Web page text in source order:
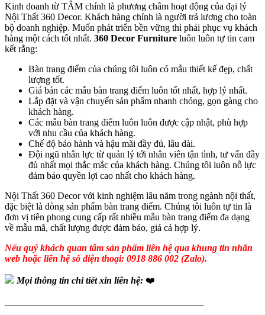
Kinh doanh từ TÂM chính là phương châm hoạt động của đại lý
Nội Thất 360 Decor. Khách hàng chính là người trả lương cho toàn
bộ doanh nghiệp. Muốn phát triển bền vững thì phải phục vụ khách
hàng một cách tốt nhất. 360 Decor Furniture luôn luôn tự tin cam
kết rằng:
Bàn trang điểm của chúng tôi luôn có mẫu thiết kế đẹp, chất
lượng tốt.
Giá bán các mẫu bàn trang điểm luôn tốt nhất, hợp lý nhất.
Lắp đặt và vận chuyển sản phẩm nhanh chóng, gọn gàng cho
khách hàng.
Các mẫu bàn trang điểm luôn luôn được cập nhật, phù hợp
với nhu cầu của khách hàng.
Chế độ bảo hành và hậu mãi đầy đủ, lâu dài.
Đội ngũ nhân lực từ quản lý tới nhân viên tận tình, tư vấn đầy
đủ nhất mọi thắc mắc của khách hàng. Chúng tôi luôn nỗ lực
đảm bảo quyền lợi cao nhất cho khách hàng.
Nội Thất 360 Decor với kinh nghiệm lâu năm trong ngành nội thất,
đặc biệt là dòng sản phẩm bàn trang điểm. Chúng tôi luôn tự tin là
đơn vị tiên phong cung cấp rất nhiều mẫu bàn trang điểm đa dạng
về mẫu mã, chất lượng được đảm bảo, giá cả hợp lý.
Nếu quý khách quan tâm sản phẩm liên hệ qua khung tin nhắn
web hoặc liên hệ số điện thoại: 0918 886 002 (Zalo).
Mọi thông tin chi tiết xin liên hệ: ❤️
—————————————————————